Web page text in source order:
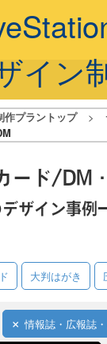
シスト
ラスト作成
作プラントップ >
ード/DM
デザイン事例
大判はがき
情報誌・広報誌